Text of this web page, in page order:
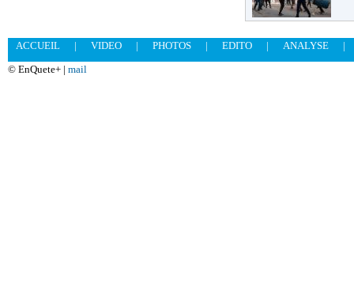
ACCUEIL | VIDEO | PHOTOS | EDITO | ANALYSE
|
© EnQuete+ | mail